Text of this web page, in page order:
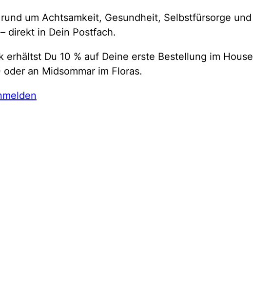
um Achtsamkeit, Gesundheit, Selbstfürsorge und
direkt in Dein Postfach.
Du 10 % auf Deine erste Bestellung im House
an Midsommar im Floras.